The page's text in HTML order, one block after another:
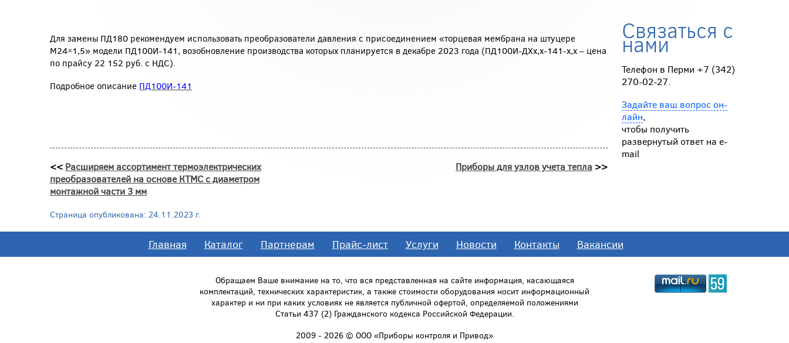
Для замены ПД180 рекомендуем использовать преобразователи давления с присоединением «торцевая мембрана на штуцере
М24×1,5» модели ПД100И-141, возобновление производства которых планируется в декабре 2023 года (ПД100И-ДХх,х-141-х,х – цена
по прайсу 22 152 руб. с НДС).
Подробное описание ПД100И-141
<< Расширяем ассортимент термоэлектрических
преобразователей на основе КТМС с диаметром
монтажной части 3 мм
Приборы для узлов учета тепла >>
Страница опубликована: 24.11.2023 г.
Связаться с
нами
Телефон в Перми +7 (342)
270-02-27.
Задайте ваш вопрос он-
лайн,
чтобы получить
развернутый ответ на e-
mail
Главная Каталог Партнерам Прайс-лист Услуги Новости Контакты Вакансии
Обращаем Ваше внимание на то, что вся представленная на сайте информация, касающаяся
комплектаций, технических характеристик, а также стоимости оборудования носит информационный
характер и ни при каких условиях не является публичной офертой, определяемой положениями
Статьи 437 (2) Гражданского кодекса Российской Федерации.
2009 - 2026 © ООО «Приборы контроля и Привод»